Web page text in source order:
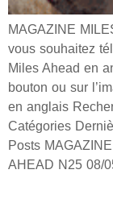
MAGAZINE
vous souhaitez
Miles Ahead en
bouton ou sur
en anglais
Catégories
Posts
AHEAD N25 08/